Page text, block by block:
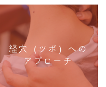
経穴（ツボ）への
アプローチ